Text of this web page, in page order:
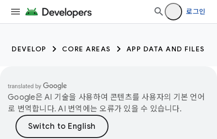
로그인
DEVELOP CORE AREAS APP DATA AND FILES
Google은 AI 기술을 사용하여 콘텐츠를 사용자의 기본 언어
로 번역합니다. AI 번역에는 오류가 있을 수 있습니다.